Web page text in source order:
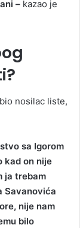
– kazao je
nosilac liste,
sa Igorom
kad on nije
ja trebam
Savanovića
nije nam
bilo